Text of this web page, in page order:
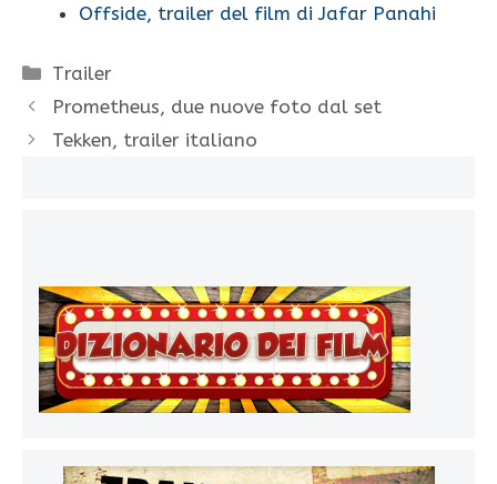
Offside, trailer del film di Jafar Panahi
Categorie
Trailer
Prometheus, due nuove foto dal set
Tekken, trailer italiano